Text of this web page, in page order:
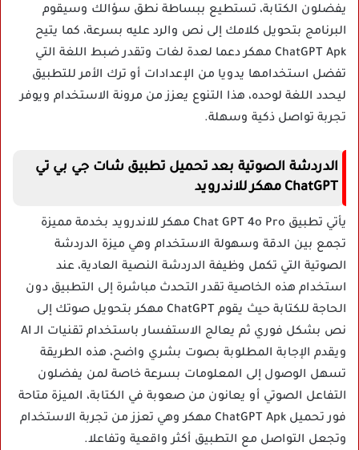
يفضلون الكتابة، تستطيع ببساطة نطق سؤالك وسيقوم
البرنامج بتحويل كلامك إلى نص والرد عليه بسرعة، كما يتيح
ChatGPT Apk مهكر دعما لعدة لغات وتقدر ضبط اللغة التي
تفضل استخدامها يدويا من الإعدادات أو ترك الأمر للتطبيق
ليحدد اللغة لوحده، هذا التنوع يعزز من مرونة الاستخدام ويوفر
تجربة تواصل ذكية وسهلة.
الدردشة الصوتية بعد تحميل تطبيق شات جي بي تي
ChatGPT مهكر للاندرويد
يأتي تطبيق Chat GPT 4o Pro مهكر للاندرويد بخدمة مميزة
تجمع بين الدقة وسهولة الاستخدام وهي ميزة الدردشة
الصوتية التي تكمل وظيفة الدردشة النصية العادية، عند
استخدام هذه الخاصية تقدر التحدث مباشرة إلى التطبيق دون
الحاجة للكتابة حيث يقوم ChatGPT مهكر بتحويل صوتك إلى
نص بشكل فوري ثم يعالج الاستفسار باستخدام تقنيات الـ AI
ويقدم الإجابة المطلوبة بصوت بشري واضح، هذه الطريقة
تسهل الوصول إلى المعلومات بسرعة خاصة لمن يفضلون
التفاعل الصوتي أو يعانون من صعوبة في الكتابة، الميزة متاحة
فور تحميل ChatGPT Apk مهكر وهي تعزز من تجربة الاستخدام
وتجعل التواصل مع التطبيق أكثر واقعية وتفاعلا.